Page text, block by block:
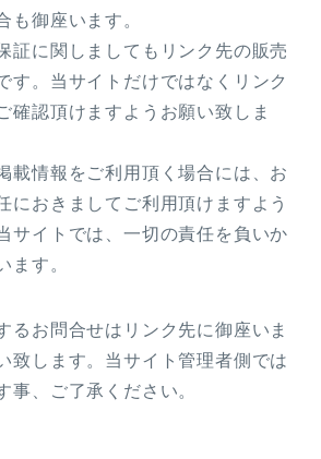
も御座います。
証に関しましてもリンク先の販売
す。当サイトだけではなくリンク
確認頂けますようお願い致しま
載情報をご利用頂く場合には、お
におきましてご利用頂けますよう
サイトでは、一切の責任を負いか
ます。
るお問合せはリンク先に御座いま
致します。当サイト管理者側では
事、ご了承ください。